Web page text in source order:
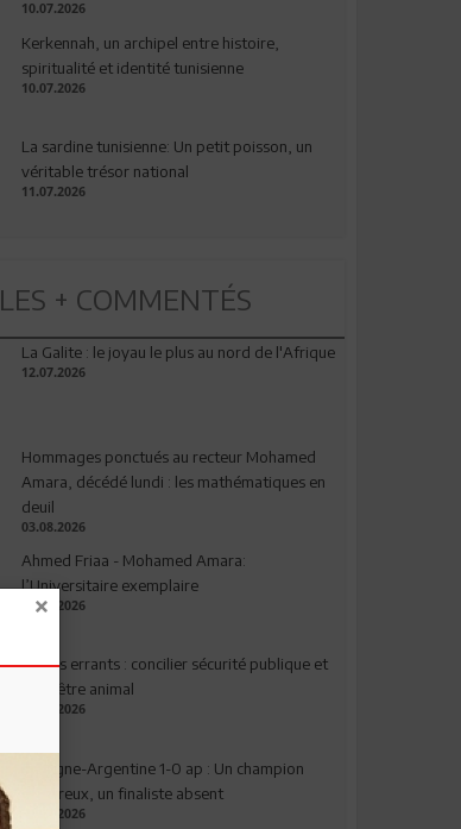
10.07.2026
Kerkennah, un archipel entre histoire,
spiritualité et identité tunisienne
10.07.2026
La sardine tunisienne: Un petit poisson, un
véritable trésor national
11.07.2026
LES + COMMENTÉS
La Galite : le joyau le plus au nord de l'Afrique
12.07.2026
Hommages ponctués au recteur Mohamed
Amara, décédé lundi : les mathématiques en
deuil
03.08.2026
Ahmed Friaa - Mohamed Amara:
l’Universitaire exemplaire
04.08.2026
Chiens errants : concilier sécurité publique et
bien-être animal
17.07.2026
Espagne-Argentine 1-0 ap : Un champion
valeureux, un finaliste absent
19.07.2026